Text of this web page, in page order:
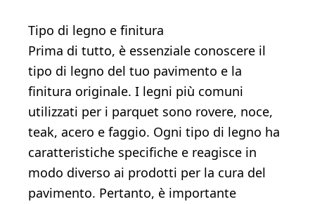
Tipo di legno e finitura
Prima di tutto, è essenziale conoscere il
tipo di legno del tuo pavimento e la
finitura originale. I legni più comuni
utilizzati per i parquet sono rovere, noce,
teak, acero e faggio. Ogni tipo di legno ha
caratteristiche specifiche e reagisce in
modo diverso ai prodotti per la cura del
pavimento. Pertanto, è importante